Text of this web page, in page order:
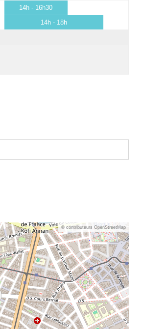
14h - 16h30
14h - 18h
© contributeurs OpenStreetMap